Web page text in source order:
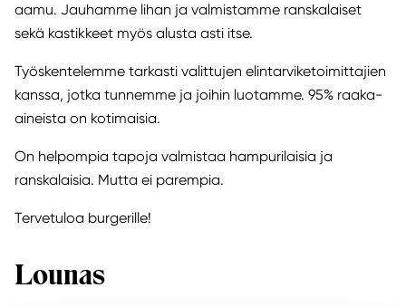
aamu. Jauhamme lihan ja valmistamme ranskalaiset
sekä kastikkeet myös alusta asti itse.
Työskentelemme tarkasti valittujen elintarviketoimittajien
kanssa, jotka tunnemme ja joihin luotamme. 95% raaka-
aineista on kotimaisia.
On helpompia tapoja valmistaa hampurilaisia ja
ranskalaisia. Mutta ei parempia.
Tervetuloa burgerille!
Lounas